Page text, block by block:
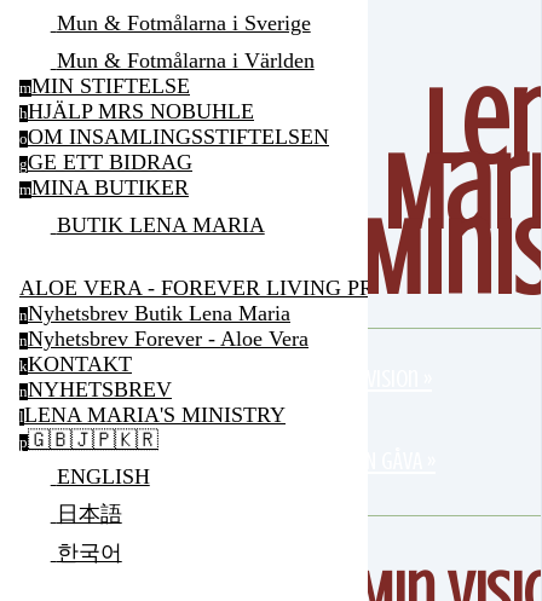
Mun & Fotmålarna i Sverige
Mun & Fotmålarna i Världen
mMIN STIFTELSE
hHJÄLP MRS NOBUHLE
oOM INSAMLINGSSTIFTELSEN
gGE ETT BIDRAG
mMINA BUTIKER
BUTIK LENA MARIA
ALOE VERA - FOREVER LIVING PRODUCTS
nNyhetsbrev Butik Lena Maria
nNyhetsbrev Forever - Aloe Vera
kKONTAKT
nNYHETSBREV
lLENA MARIA'S MINISTRY
p🇬🇧🇯🇵🇰🇷
ENGLISH
日本語
한국어